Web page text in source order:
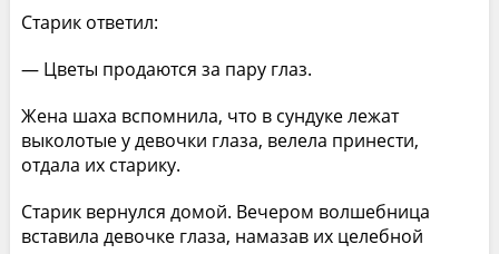
Старик ответил:
— Цветы продаются за пару глаз.
Жена шаха вспомнила, что в сундуке лежат
выколотые у девочки глаза, велела принести,
отдала их старику.
Старик вернулся домой. Вечером волшебница
вставила девочке глаза, намазав их целебной